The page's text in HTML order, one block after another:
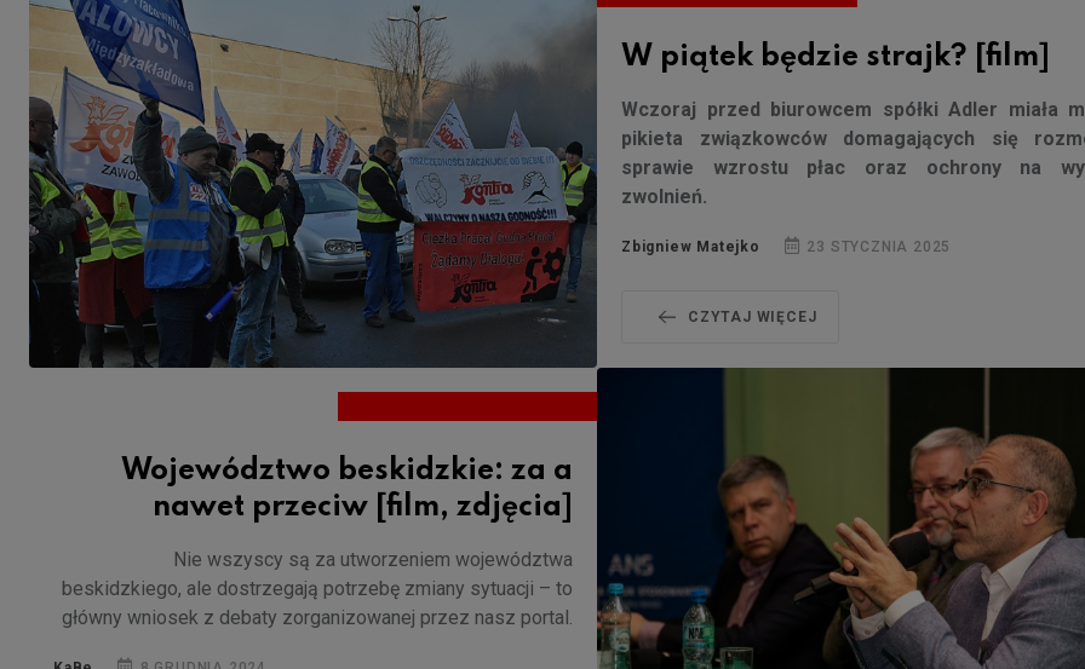
W piątek będzie strajk? [film]
Wczoraj przed biurowcem spółki Adler miała
pikieta związkowców domagających się
sprawie wzrostu płac oraz ochrony na
zwolnień.
Zbigniew Matejko 23 STYCZNIA 2025
CZYTAJ WIĘCEJ
Województwo beskidzkie: za a
nawet przeciw [film, zdjęcia]
Nie wszyscy są za utworzeniem województwa
beskidzkiego, ale dostrzegają potrzebę zmiany sytuacji – to
główny wniosek z debaty zorganizowanej przez nasz portal.